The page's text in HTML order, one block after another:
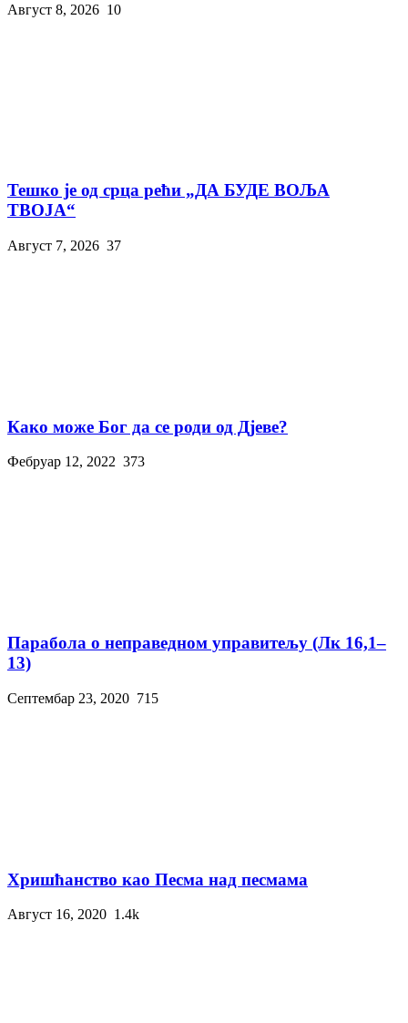
Август 8, 2026 10
Тешко је од срца рећи „ДА БУДЕ ВОЉА
ТВОЈА“
Август 7, 2026 37
Како може Бог да се роди од Дјеве?
Фебруар 12, 2022 373
Парабола о неправедном управитељу (Лк 16,1–
13)
Септембар 23, 2020 715
Хришћанство као Песма над песмама
Август 16, 2020 1.4k